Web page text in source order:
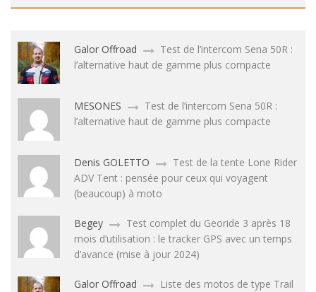
Galor Offroad
Test de l’intercom Sena 50R :
l’alternative haut de gamme plus compacte
MESONES
Test de l’intercom Sena 50R :
l’alternative haut de gamme plus compacte
Denis GOLETTO
Test de la tente Lone Rider
ADV Tent : pensée pour ceux qui voyagent
(beaucoup) à moto
Begey
Test complet du Georide 3 après 18
mois d’utilisation : le tracker GPS avec un temps
d’avance (mise à jour 2024)
Galor Offroad
Liste des motos de type Trail